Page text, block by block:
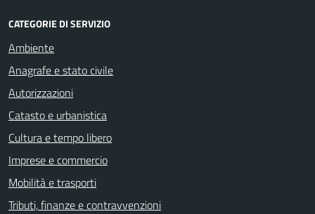
CATEGORIE DI SERVIZIO
Ambiente
Anagrafe e stato civile
Autorizzazioni
Catasto e urbanistica
Cultura e tempo libero
Imprese e commercio
Mobilità e trasporti
Tributi, finanze e contravvenzioni